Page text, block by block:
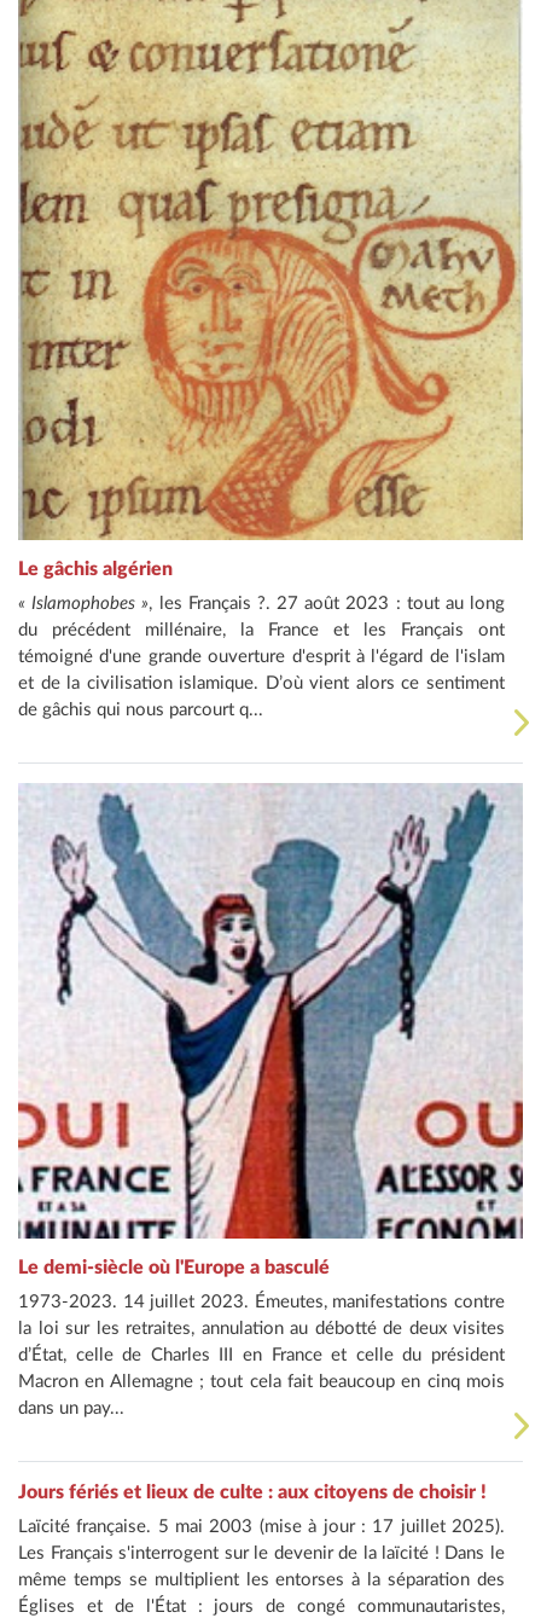
Le gâchis algérien
« Islamophobes », les Français ?. 27 août 2023 : tout au long
du précédent millénaire, la France et les Français ont
témoigné d'une grande ouverture d'esprit à l'égard de l'islam
et de la civilisation islamique. D’où vient alors ce sentiment
de gâchis qui nous parcourt q...
Le demi-siècle où l'Europe a basculé
1973-2023. 14 juillet 2023. Émeutes, manifestations contre
la loi sur les retraites, annulation au débotté de deux visites
d’État, celle de Charles III en France et celle du président
Macron en Allemagne ; tout cela fait beaucoup en cinq mois
dans un pay...
Jours fériés et lieux de culte : aux citoyens de choisir !
Laïcité française. 5 mai 2003 (mise à jour : 17 juillet 2025).
Les Français s'interrogent sur le devenir de la laïcité ! Dans le
même temps se multiplient les entorses à la séparation des
Églises et de l'État : jours de congé communautaristes,